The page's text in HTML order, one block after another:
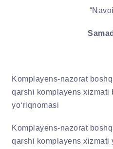
Komplayens-nazorat
qarshi komplayens xizmati
yo‘riqnomasi
Komplayens-nazorat
qarshi komplayens xizmati